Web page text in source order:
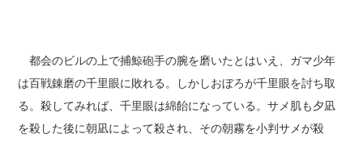
都会のビルの上で捕鯨砲手の腕を磨いたとはいえ、ガマ少年
は百戦錬磨の千里眼に敗れる。しかしおぼろが千里眼を討ち取
る。殺してみれば、千里眼は綿飴になっている。サメ肌も夕凪
を殺した後に朝凪によって殺され、その朝霧を小判サメが殺